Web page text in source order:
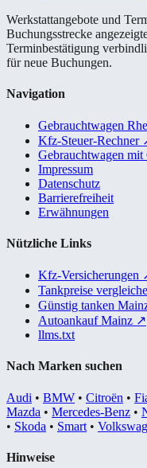
Werkstattangebote und
Buchungsstrecke
Terminbestätigung
für neue Buchungen.
Navigation
Gebrauchtwagen
Kfz-Steuer-Rechner
Gebrauchtwagen mit
Impressum
Datenschutz
Barrierefreiheit
Erwähnungen
Nützliche Links
Kfz-Versicherungen
Tankpreise
Günstig tanken
Autoankauf Mainz ↗
llms.txt
Nach Marken suchen
Audi • BMW • Citroën •
Mazda • Mercedes-Benz •
• Skoda • Smart •
Hinweise